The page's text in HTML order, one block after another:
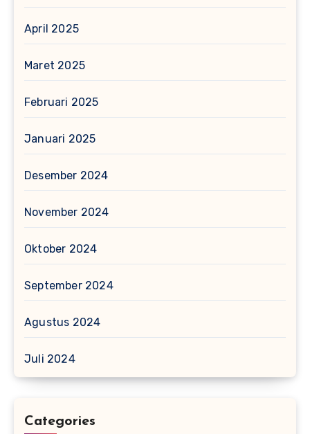
April 2025
Maret 2025
Februari 2025
Januari 2025
Desember 2024
November 2024
Oktober 2024
September 2024
Agustus 2024
Juli 2024
Categories